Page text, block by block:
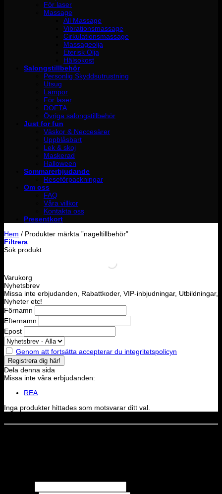
För laser
Massage
All Massage
Vibrationsmassage
Cirkulationsmassage
Massageolja
Eterisk Olja
Hälsokost
Salongstillbehör
Personlig Skyddsutrustning
Utsug
Lampor
För laser
DOFTA
Övriga salongstillbehör
Just for fun
Väskor & Neccesärer
Uppblåsbart
Lek & skoj
Maskerad
Halloween
Sommarerbjudande
Reseförpackningar
Om oss
FAQ
Våra villkor
Kontakta oss
Presentkort
Hem / Produkter märkta ”nageltillbehör”
Filtrera
Sök produkt
Varukorg
Nyhetsbrev
Missa inte erbjudanden, Rabattkoder, VIP-inbjudningar, Utbildningar,
Nyheter etc!
Förnamn
Efternamn
Epost
Genom att fortsätta accepterar du integritetspolicyn
Dela denna sida
Missa inte våra erbjudanden:
REA
Inga produkter hittades som motsvarar ditt val.